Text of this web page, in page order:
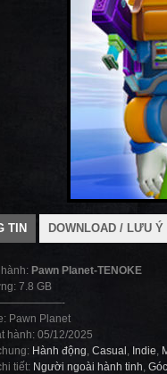
TIN DOWNLOAD / LƯU Ý
Pawn Planet-TENOKE
7.8 GB
Pawn Planet
hành: 05/12/2025
Hành động, Casual , Indie,
tiết: Người ngoài hành tinh,